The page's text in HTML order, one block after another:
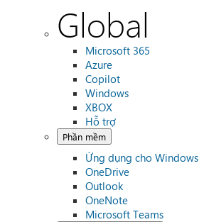
Global
Microsoft 365
Azure
Copilot
Windows
XBOX
Hỗ trợ
Phần mềm
Ứng dụng cho Windows
OneDrive
Outlook
OneNote
Microsoft Teams